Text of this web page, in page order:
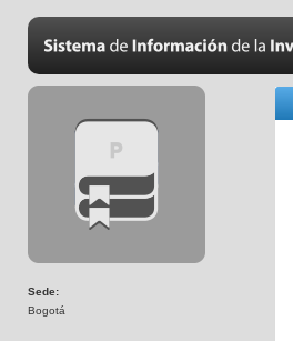
Sede:
Bogotá